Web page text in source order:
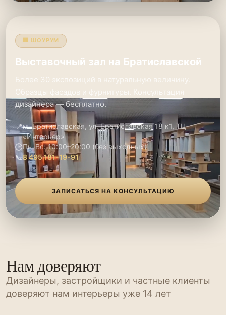
🏢 ШОУРУМ
Выставочный зал на Братиславской
Более 30 экспозиций в натуральную величину.
Образцы фасадов и фурнитуры. Консультация
дизайнера — бесплатно.
📍м. Братиславская, ул. Братиславская 18 к1, ТЦ
«Интерьер»
🕑Пн–Вс: 10:00–20:00 (без выходных)
📞8 495 181-19-91
ЗАПИСАТЬСЯ НА КОНСУЛЬТАЦИЮ
Нам доверяют
Дизайнеры, застройщики и частные клиенты
доверяют нам интерьеры уже 14 лет